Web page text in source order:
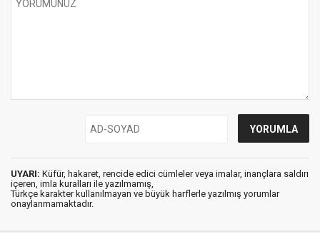
UYARI: Küfür, hakaret, rencide edici cümleler veya imalar, inançlara saldırı
içeren, imla kuralları ile yazılmamış,
Türkçe karakter kullanılmayan ve büyük harflerle yazılmış yorumlar
onaylanmamaktadır.